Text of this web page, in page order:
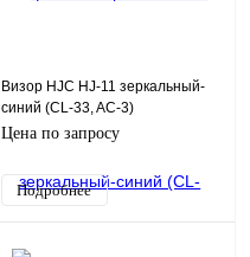
Визор HJC HJ-11 зеркальный-
синий (CL-33, AC-3)
Цена по запросу
Подробнее